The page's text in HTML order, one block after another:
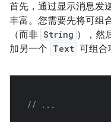
首先，通过显示消息发
丰富。您需要先将可组
（而非 String ），然
加另一个 Text 可组合
// ...